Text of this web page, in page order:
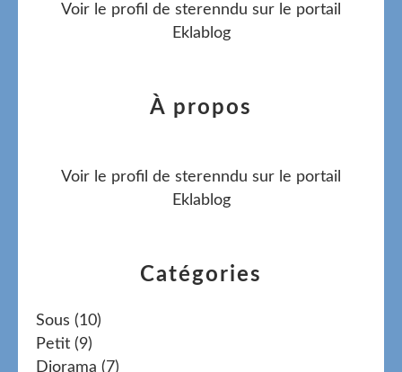
Catégories
Sous (10)
Petit (9)
Diorama (7)
Voir le profil de sterenndu sur le portail
Eklablog
À propos
Voir le profil de sterenndu sur le portail
Eklablog